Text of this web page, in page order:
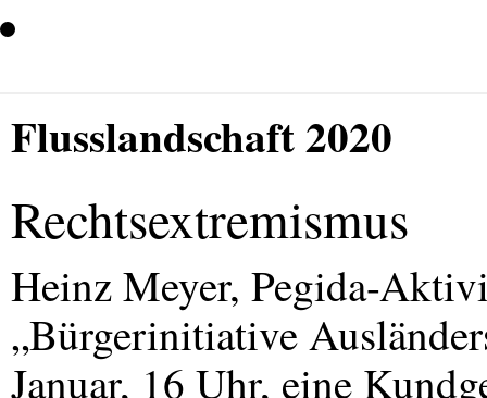
Flusslandschaft 2020
Rechtsextremismus
Heinz Meyer, Pegida-
„Bürgerinitiative
Januar, 16 Uhr, eine